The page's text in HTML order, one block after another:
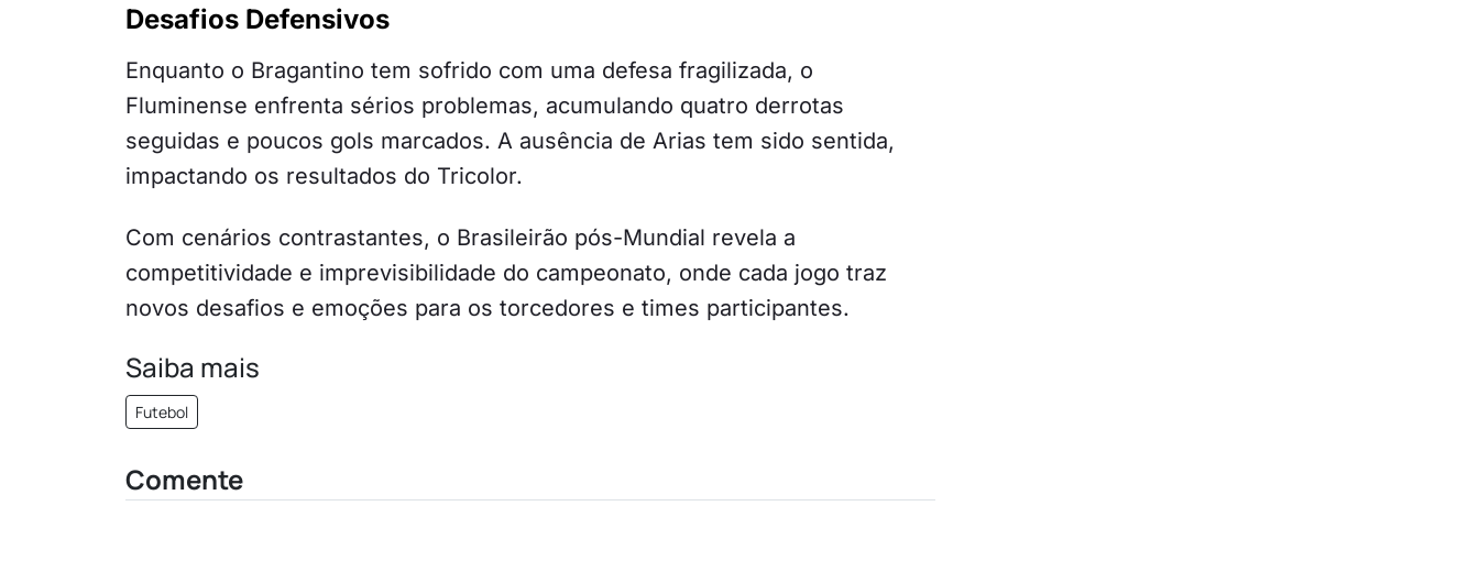
Desafios Defensivos
Enquanto o Bragantino tem sofrido com uma defesa fragilizada, o
Fluminense enfrenta sérios problemas, acumulando quatro derrotas
seguidas e poucos gols marcados. A ausência de Arias tem sido sentida,
impactando os resultados do Tricolor.
Com cenários contrastantes, o Brasileirão pós-Mundial revela a
competitividade e imprevisibilidade do campeonato, onde cada jogo traz
novos desafios e emoções para os torcedores e times participantes.
Saiba mais
Futebol
Comente